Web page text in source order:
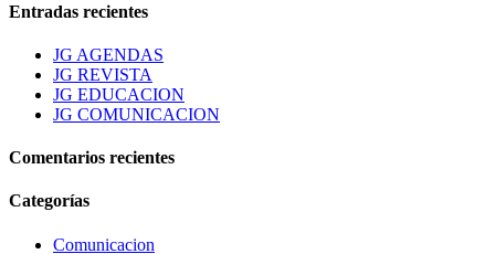
Entradas recientes
JG AGENDAS
JG REVISTA
JG EDUCACION
JG COMUNICACION
Comentarios recientes
Categorías
Comunicacion